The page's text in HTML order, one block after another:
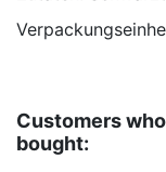
Teesorte
Customers
bought: